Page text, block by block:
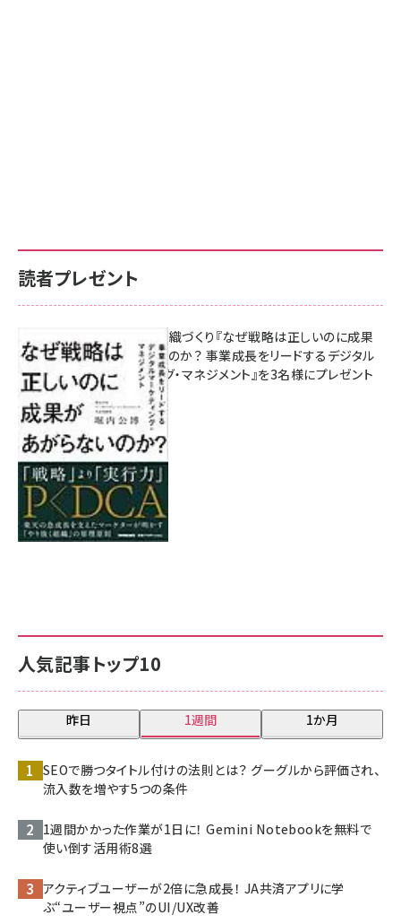
人気記事トップ10
昨日 1週間 1か月
SEOで勝つタイトル付けの法則とは？ グーグルから評価され、
流入数を増やす5つの条件
1週間かかった作業が1日に！ Gemini Notebookを無料で
使い倒す活用術8選
アクティブユーザーが2倍に急成長！ JA共済アプリに学
ぶ“ユーザー視点”のUI/UX改善
読者プレゼント
成果を生む組織づくり『なぜ戦略は正しいのに成果
があがらないのか？ 事業成長をリードするデジタル
マーケティング・マネジメント』を3名様にプレゼント
8月7日 10:00